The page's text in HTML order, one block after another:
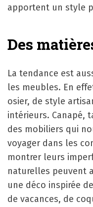
apportent un style
Des
La tendance est
les meubles. En
osier, de style
intérieurs. Canapé,
des mobiliers qui
voyager dans les
montrer leurs
naturelles peuvent
une déco inspirée
de vacances, de